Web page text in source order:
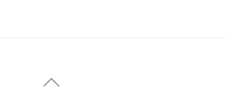
Back